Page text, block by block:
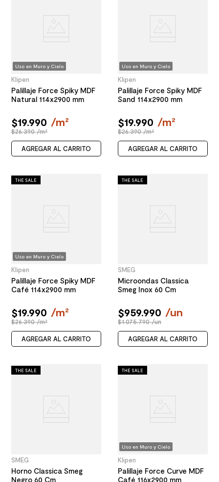
Uso en Muro y Cielo
Klipen
Palillaje Force Spiky MDF
Natural 114x2900 mm
$19.990 /m²
$26.390 /m²
AGREGAR AL CARRITO
Uso en Muro y Cielo
Klipen
Palillaje Force Spiky MDF
Sand 114x2900 mm
$19.990 /m²
$26.390 /m²
AGREGAR AL CARRITO
THE SALE
Uso en Muro y Cielo
Klipen
Palillaje Force Spiky MDF
Café 114x2900 mm
$19.990 /m²
$26.390 /m²
AGREGAR AL CARRITO
THE SALE
SMEG
Microondas Classica
Smeg Inox 60 Cm
$959.990 /un
$1.075.790 /un
AGREGAR AL CARRITO
THE SALE
SMEG
Horno Classica Smeg
Negro 60 Cm
THE SALE
Uso en Muro y Cielo
Klipen
Palillaje Force Curve MDF
Café 116x2900 mm